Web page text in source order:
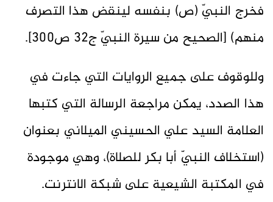
فخرج النبيّ (ص) بنفسه لينقض هذا التصرف
منهم) [الصحيح من سيرة النبيّ ج32 ص300].
وللوقوف على جميع الروايات التي جاءت في
هذا الصدد، يمكن مراجعة الرسالة التي كتبها
العلامة السيد علي الحسيني الميلاني بعنوان
(استخلاف النبيّ أبا بكر للصلاة)، وهي موجودة
في المكتبة الشيعية على شبكة الانترنت.